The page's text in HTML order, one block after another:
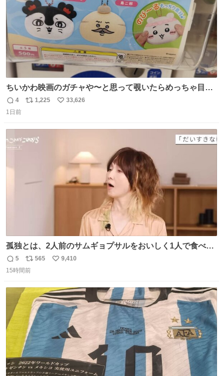
ちいかわ映画のガチャや〜と思って覗いたらめっちゃ目合
って気まずい
返
信
4
リ
ト
1,225
い
33,626
1日前
孤独とは、2人前のサムギョプサルをおいしく1人で食べる
ことである←好きすぎる
返
信
5
リ
ポ
ト
数
565
い
数
9,410
15時間前